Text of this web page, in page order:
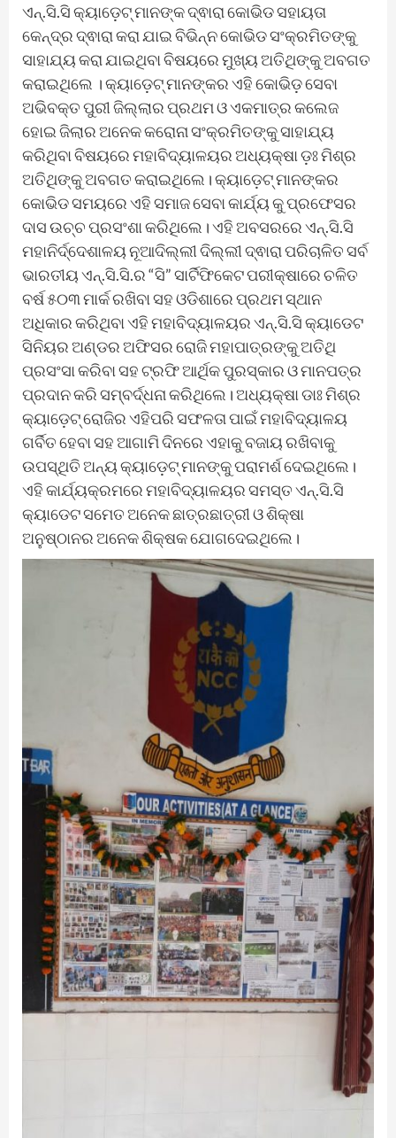
ଏନ୍.ସି.ସି କ୍ୟାଡ଼େଟ୍ ମାନଙ୍କ ଦ୍ଵାରା କୋଭିଡ ସହାୟତା
କେନ୍ଦ୍ର ଦ୍ଵାରା କରା ଯାଇ ବିଭିନ୍ନ କୋଭିଡ ସଂକ୍ରମିତଙ୍କୁ
ସାହାଯ୍ୟ କରା ଯାଇଥିବା ବିଷୟରେ ମୁଖ୍ୟ ଅତିଥିଙ୍କୁ ଅବଗତ
କରାଇଥିଲେ । କ୍ୟାଡ଼େଟ୍ ମାନଙ୍କର ଏହି କୋଭିଡ଼ ସେବା
ଅଭିବକ୍ତ ପୁରୀ ଜିଲ୍ଲାର ପ୍ରଥମ ଓ ଏକମାତ୍ର କଲେଜ
ହୋଇ ଜିଲାର ଅନେକ କରୋନା ସଂକ୍ରମିତଙ୍କୁ ସାହାଯ୍ୟ
କରିଥିବା ବିଷୟରେ ମହାବିଦ୍ୟାଳୟର ଅଧ୍ୟକ୍ଷା ଡ଼ଃ ମିଶ୍ର
ଅତିଥିଙ୍କୁ ଅବଗତ କରାଇଥିଲେ। କ୍ୟାଡ଼େଟ୍ ମାନଙ୍କର
କୋଭିଡ ସମୟରେ ଏହି ସମାଜ ସେବା କାର୍ଯ୍ୟ କୁ ପ୍ରଫେସର
ଦାସ ଉଚ୍ଚ ପ୍ରସଂଶା କରିଥିଲେ। ଏହି ଅବସରରେ ଏନ୍.ସି.ସି
ମହାନିର୍ଦ୍ଦେଶାଳୟ ନୂଆଦିଲ୍ଲୀ ଦିଲ୍ଲୀ ଦ୍ଵାରା ପରିଚାଳିତ ସର୍ବ
ଭାରତୀୟ ଏନ୍.ସି.ସି.ର “ସି” ସାର୍ଟିଫିକେଟ ପରୀକ୍ଷାରେ ଚଳିତ
ବର୍ଷ ୫୦୩ ମାର୍କ ରଖିବା ସହ ଓଡିଶାରେ ପ୍ରଥମ ସ୍ଥାନ
ଅଧିକାର କରିଥିବା ଏହି ମହାବିଦ୍ୟାଳୟର ଏନ୍.ସି.ସି କ୍ୟାଡେଟ
ସିନିୟର ଅଣ୍ଡର ଅଫିସର ରୋଜି ମହାପାତ୍ରଙ୍କୁ ଅତିଥି
ପ୍ରସଂସା କରିବା ସହ ଟ୍ରଫି ଆର୍ଥିକ ପୁରସ୍କାର ଓ ମାନପତ୍ର
ପ୍ରଦାନ କରି ସମ୍ବର୍ଦ୍ଧନା କରିଥିଲେ। ଅଧ୍ୟକ୍ଷା ଡାଃ ମିଶ୍ର
କ୍ୟାଡ଼େଟ୍ ରୋଜିର ଏହିପରି ସଫଳତା ପାଇଁ ମହାବିଦ୍ୟାଳୟ
ଗର୍ବିତ ହେବା ସହ ଆଗାମି ଦିନରେ ଏହାକୁ ବଜାୟ ରଖିବାକୁ
ଉପସ୍ଥିତି ଅନ୍ୟ କ୍ୟାଡ଼େଟ୍ ମାନଙ୍କୁ ପରାମର୍ଶ ଦେଇଥିଲେ।
ଏହି କାର୍ଯ୍ୟକ୍ରମରେ ମହାବିଦ୍ୟାଳୟର ସମସ୍ତ ଏନ୍.ସି.ସି
କ୍ୟାଡେଟ ସମେତ ଅନେକ ଛାତ୍ରଛାତ୍ରୀ ଓ ଶିକ୍ଷା
ଅନୁଷ୍ଠାନର ଅନେକ ଶିକ୍ଷକ ଯୋଗଦେଇଥିଲେ।